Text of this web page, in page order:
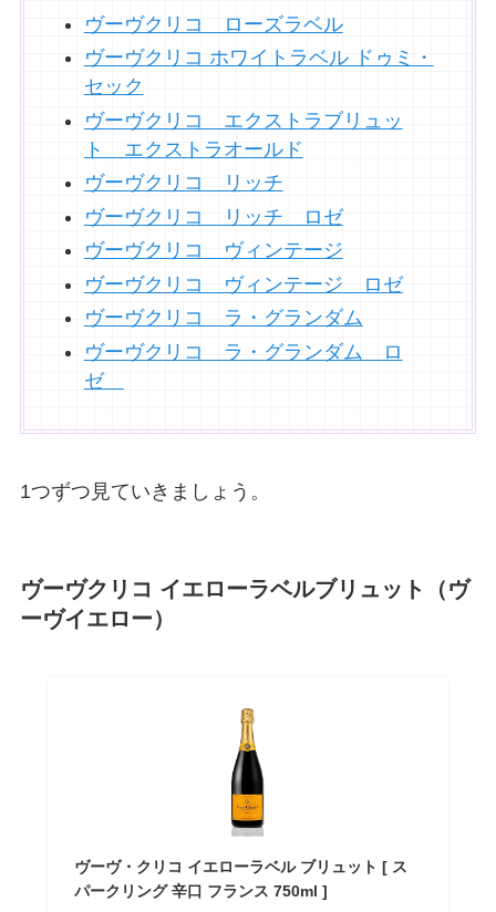
ヴーヴクリコ ローズラベル
ヴーヴクリコ ホワイトラベル ドゥミ・
セック
ヴーヴクリコ エクストラブリュッ
ト エクストラオールド
ヴーヴクリコ リッチ
ヴーヴクリコ リッチ ロゼ
ヴーヴクリコ ヴィンテージ
ヴーヴクリコ ヴィンテージ ロゼ
ヴーヴクリコ ラ・グランダム
ヴーヴクリコ ラ・グランダム ロ
ゼ
1つずつ見ていきましょう。
ヴーヴクリコ イエローラベルブリュット（ヴ
ーヴイエロー）
ヴーヴ・クリコ イエローラベル ブリュット [ ス
パークリング 辛口 フランス 750ml ]